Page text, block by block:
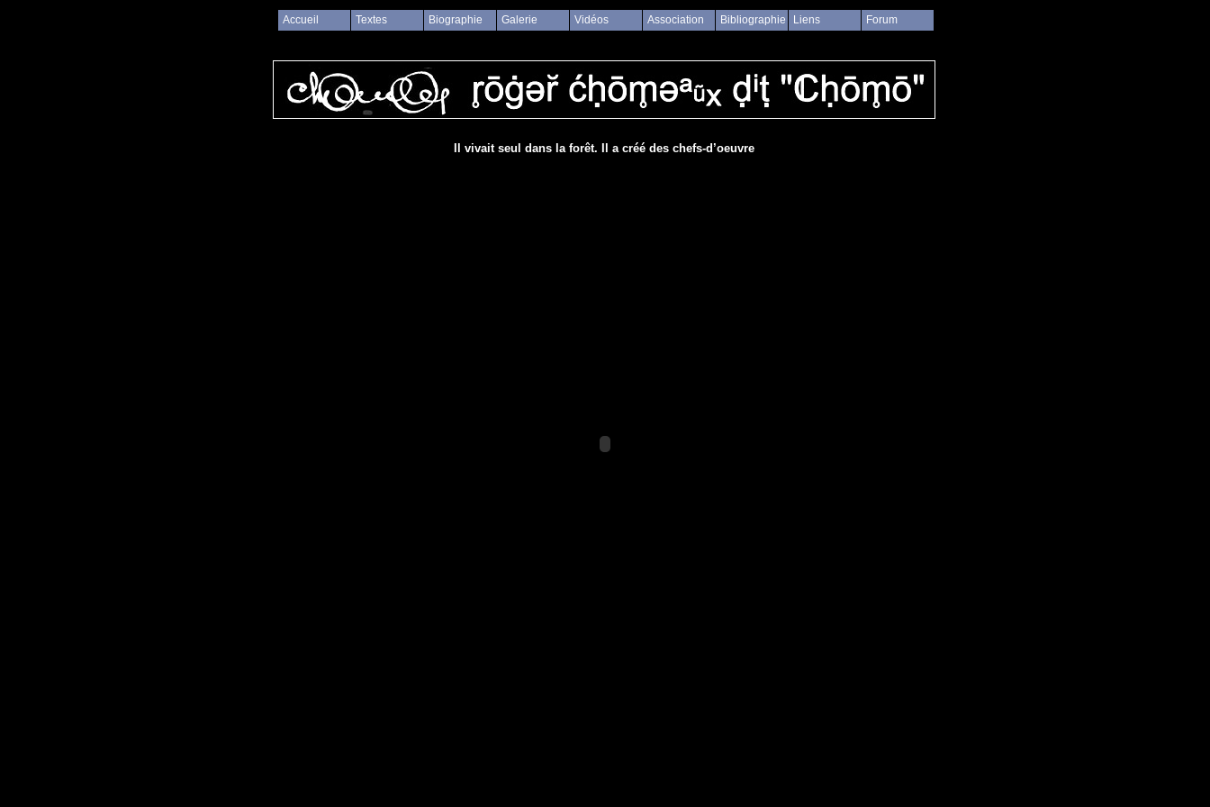
Accueil Textes Biographie Galerie Vidéos Association Bibliographie Liens Forum
Il vivait seul dans la forêt. Il a créé des chefs-d’oeuvre